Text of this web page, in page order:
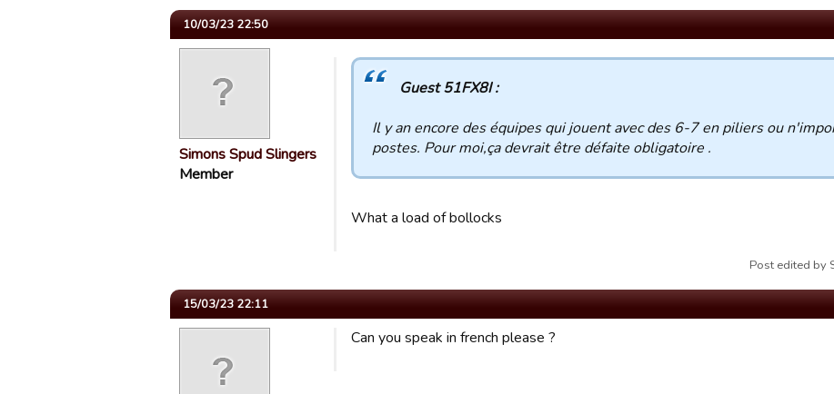
10/03/23 22:50
Simons Spud Slingers
Member
Guest 51FX8I :
Il y an encore des équipes qui jouent avec des 6-7 en piliers ou
postes. Pour moi,ça devrait être défaite obligatoire .
What a load of bollocks
Post edited by
15/03/23 22:11
Can you speak in french please ?